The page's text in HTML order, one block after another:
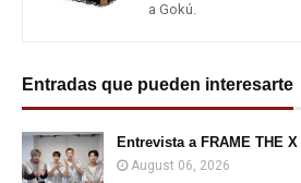
a Gokú.
Entradas que pueden interesarte
Entrevista a FRAME THE X
August 06, 2026